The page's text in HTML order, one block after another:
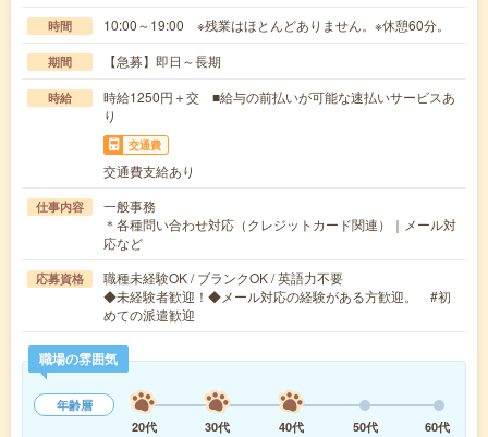
時間 10:00～19:00 ※残業はほとんどありません。※休憩60分。
期間 【急募】即日～長期
時給
時給1250円＋交 ■給与の前払いが可能な速払いサービスあ
り
交通費
交通費支給あり
仕事内容
一般事務
＊各種問い合わせ対応（クレジットカード関連）｜メール対
応など
応募資格
職種未経験OK / ブランクOK / 英語力不要
◆未経験者歓迎！◆メール対応の経験がある方歓迎。 #初
めての派遣歓迎
職場の雰囲気
年齢層
20代
30代 40代 50代
60代